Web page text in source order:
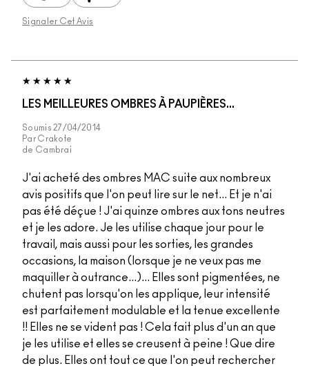
Signaler Cet Avis
LES MEILLEURES OMBRES À PAUPIÈRES...
Soumis 27/04/2014
Par Crakote
de Cambrai
J'ai acheté des ombres MAC suite aux nombreux
avis positifs que l'on peut lire sur le net... Et je n'ai
pas été déçue ! J'ai quinze ombres aux tons neutres
et je les adore. Je les utilise chaque jour pour le
travail, mais aussi pour les sorties, les grandes
occasions, la maison (lorsque je ne veux pas me
maquiller à outrance...)... Elles sont pigmentées, ne
chutent pas lorsqu'on les applique, leur intensité
est parfaitement modulable et la tenue excellente
!! Elles ne se vident pas ! Cela fait plus d'un an que
je les utilise et elles se creusent à peine ! Que dire
de plus. Elles ont tout ce que l'on peut rechercher